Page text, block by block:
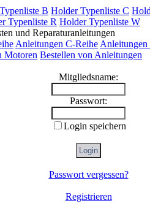
B Holder Typenliste C
Typenliste R Holder Typenliste W
und Reparaturanleitungen
Anleitungen C-Reihe Anleitungen
Motoren Bestellen von Anleitungen
Mitgliedsname:
Passwort:
Login speichern
Passwort vergessen?
Registrieren